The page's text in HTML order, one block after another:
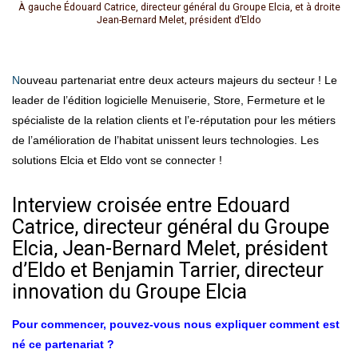
À gauche Édouard Catrice, directeur général du Groupe Elcia, et à droite
Jean-Bernard Melet, président d’Eldo
Nouveau partenariat entre deux acteurs majeurs du secteur ! Le
leader de l’édition logicielle Menuiserie, Store, Fermeture et le
spécialiste de la relation clients et l’e-réputation pour les métiers
de l’amélioration de l’habitat unissent leurs technologies. Les
solutions Elcia et Eldo vont se connecter !
Interview croisée entre Edouard
Catrice, directeur général du Groupe
Elcia, Jean-Bernard Melet, président
d’Eldo et Benjamin Tarrier, directeur
innovation du Groupe Elcia
Pour commencer, pouvez-vous nous expliquer comment est
né ce partenariat ?